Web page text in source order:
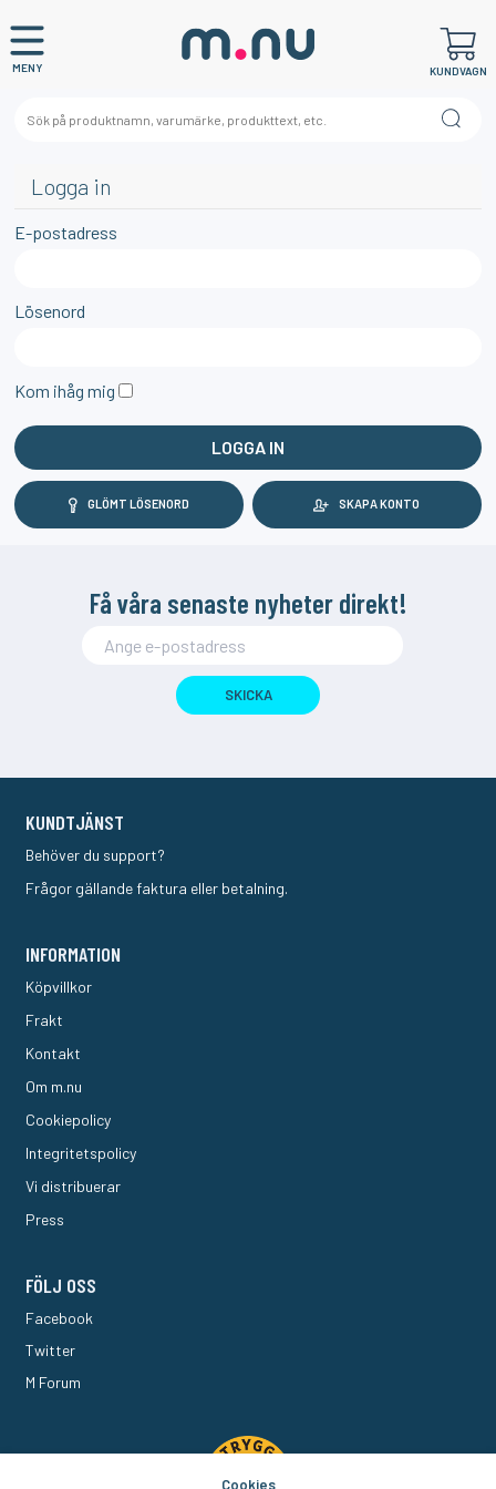
MENY KUNDVAGN
Logga in
E-postadress
Lösenord
Kom ihåg mig
GLÖMT LÖSENORD SKAPA KONTO
Få våra senaste nyheter direkt!
SKICKA
KUNDTJÄNST
Behöver du support?
Frågor gällande faktura eller betalning.
INFORMATION
Köpvillkor
Frakt
Kontakt
Om m.nu
Cookiepolicy
Integritetspolicy
Vi distribuerar
Press
FÖLJ OSS
Facebook
Twitter
M Forum
Cookies